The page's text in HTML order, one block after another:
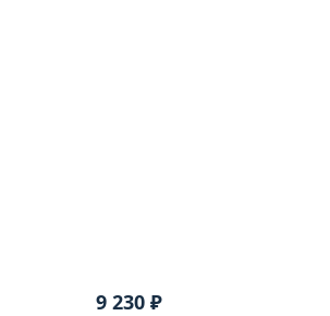
9 230 ₽